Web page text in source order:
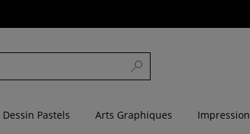
Dessin Pastels Arts Graphiques Impression